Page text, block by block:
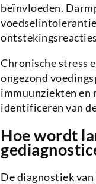
beïnvloeden.
Chronische stress
ongezond
immuunziekten en
identificeren van
Hoe wordt
De diagnostiek